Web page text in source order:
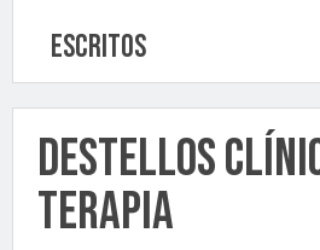
Escritos
Destellos
terapia